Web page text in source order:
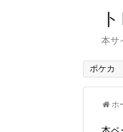
本サ
ポケカ
ホ